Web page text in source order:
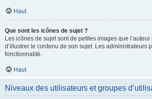
Haut
Que sont les icônes de sujet ?
Les icônes de sujet sont de petites images que
d’illustrer le contenu de son sujet. Les administrateurs
fonctionnalité.
Haut
Niveaux des utilisateurs et groupes